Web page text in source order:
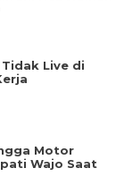
Live di
Motor
Wajo Saat